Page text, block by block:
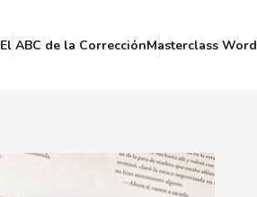
El ABC de la CorrecciónMasterclass Word